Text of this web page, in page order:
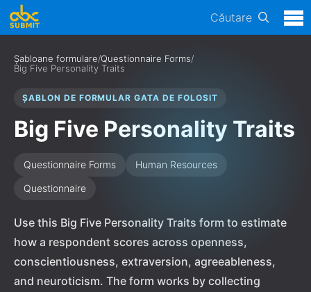
Căutare
Șabloane formulare/Questionnaire Forms/
Big Five Personality Traits
ȘABLON DE FORMULAR GATA DE FOLOSIT
Big Five Personality Traits
Questionnaire Forms
Human Resources
Questionnaire
Use this Big Five Personality Traits form to estimate
how a respondent scores across openness,
conscientiousness, extraversion, agreeableness,
and neuroticism. The form works by collecting